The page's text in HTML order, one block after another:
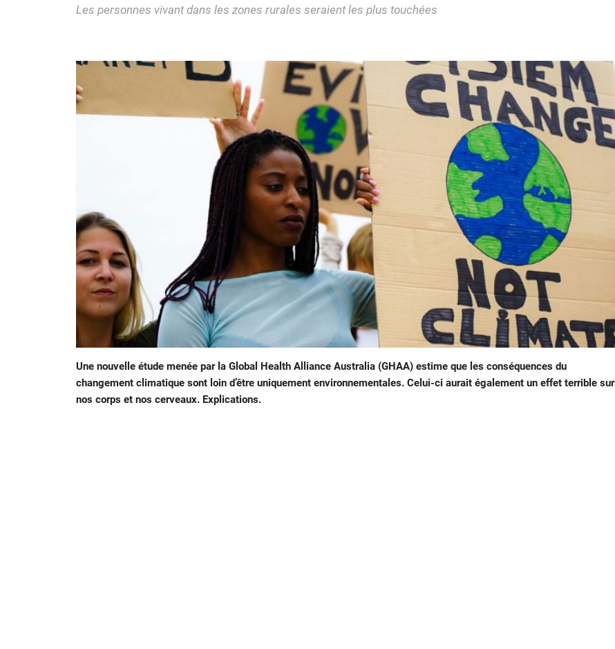
Les personnes vivant dans les zones rurales seraient les plus touchées
Une nouvelle étude menée par la Global Health Alliance Australia (GHAA) estime que les conséquences du
changement climatique sont loin d’être uniquement environnementales. Celui-ci aurait également un effet terrible sur
nos corps et nos cerveaux. Explications.